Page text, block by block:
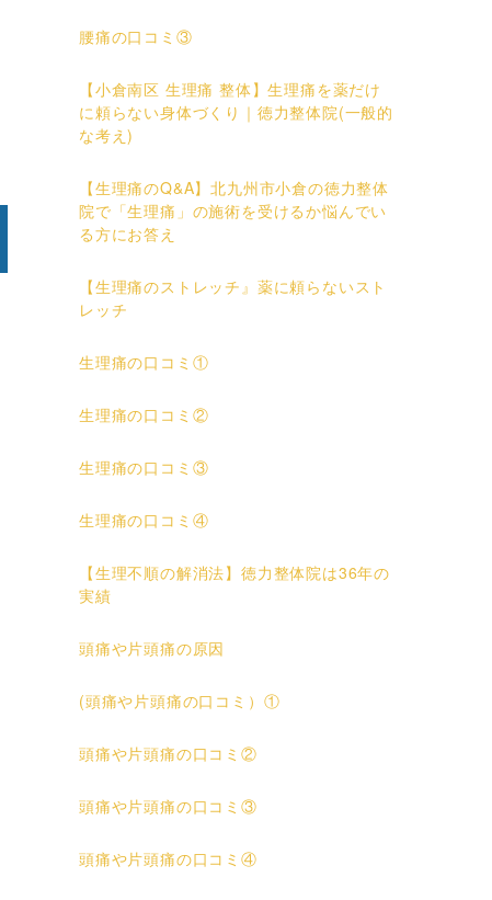
腰痛の口コミ③
【小倉南区 生理痛 整体】生理痛を薬だけ
に頼らない身体づくり｜徳力整体院(一般的
な考え)
【生理痛のQ&A】北九州市小倉の徳力整体
院で「生理痛」の施術を受けるか悩んでい
る方にお答え
【生理痛のストレッチ』薬に頼らないスト
レッチ
生理痛の口コミ①
生理痛の口コミ②
生理痛の口コミ③
生理痛の口コミ④
【生理不順の解消法】徳力整体院は36年の
実績
頭痛や片頭痛の原因
(頭痛や片頭痛の口コミ）①
頭痛や片頭痛の口コミ②
頭痛や片頭痛の口コミ③
頭痛や片頭痛の口コミ④